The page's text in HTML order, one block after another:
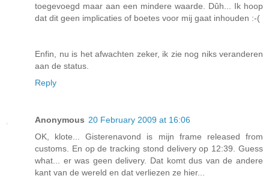
toegevoegd maar aan een mindere waarde. Dûh... Ik hoop
dat dit geen implicaties of boetes voor mij gaat inhouden :-(
Enfin, nu is het afwachten zeker, ik zie nog niks veranderen
aan de status.
Reply
Anonymous 20 February 2009 at 16:06
OK, klote... Gisterenavond is mijn frame released from
customs. En op de tracking stond delivery op 12:39. Guess
what... er was geen delivery. Dat komt dus van de andere
kant van de wereld en dat verliezen ze hier...